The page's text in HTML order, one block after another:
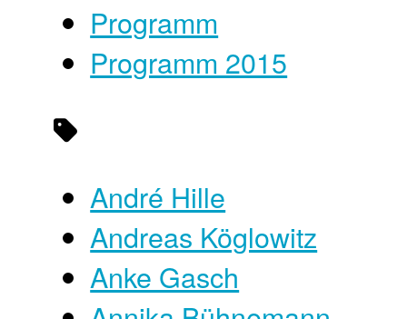
Programm
Programm 2015
André Hille
Andreas Köglowitz
Anke Gasch